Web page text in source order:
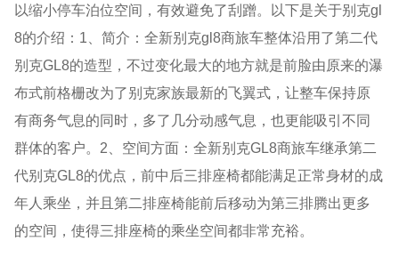
以缩小停车泊位空间，有效避免了刮蹭。以下是关于别克gl
8的介绍：1、简介：全新别克gl8商旅车整体沿用了第二代
别克GL8的造型，不过变化最大的地方就是前脸由原来的瀑
布式前格栅改为了别克家族最新的飞翼式，让整车保持原
有商务气息的同时，多了几分动感气息，也更能吸引不同
群体的客户。2、空间方面：全新别克GL8商旅车继承第二
代别克GL8的优点，前中后三排座椅都能满足正常身材的成
年人乘坐，并且第二排座椅能前后移动为第三排腾出更多
的空间，使得三排座椅的乘坐空间都非常充裕。